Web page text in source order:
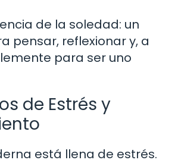
de la soledad: un
pensar, reflexionar y, a
para ser uno
de Estrés y
está llena de estrés.